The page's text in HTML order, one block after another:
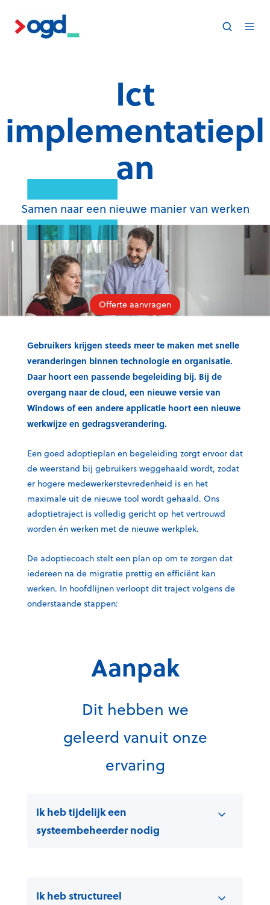
Ict
implementatiepl
an
Samen naar een nieuwe manier van werken
Offerte aanvragen
Gebruikers krijgen steeds meer te maken met snelle
veranderingen binnen technologie en organisatie.
Daar hoort een passende begeleiding bij. Bij de
overgang naar de cloud, een nieuwe versie van
Windows of een andere applicatie hoort een nieuwe
werkwijze en gedragsverandering.
Een goed adoptieplan en begeleiding zorgt ervoor dat
de weerstand bij gebruikers weggehaald wordt, zodat
er hogere medewerkerstevredenheid is en het
maximale uit de nieuwe tool wordt gehaald. Ons
adoptietraject is volledig gericht op het vertrouwd
worden én werken met de nieuwe werkplek.
De adoptiecoach stelt een plan op om te zorgen dat
iedereen na de migratie prettig en efficiënt kan
werken. In hoofdlijnen verloopt dit traject volgens de
onderstaande stappen:
Aanpak
Dit hebben we
geleerd vanuit onze
ervaring
Ik heb tijdelijk een
systeembeheerder nodig
Ik heb structureel